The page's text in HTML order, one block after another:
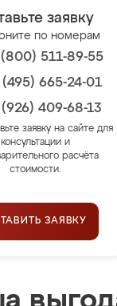
заявку
по номерам
511-89-55
665-24-01
409-68-13
заявку на сайте для
консультации и
расчёта
стоимости.
ЗАЯВКУ